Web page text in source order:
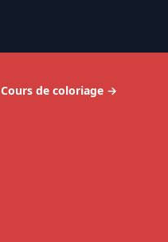
Cours de coloriage →